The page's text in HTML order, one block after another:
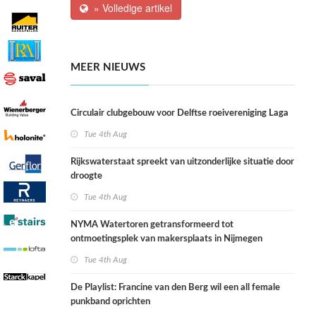
» Volledige artikel
MEER NIEUWS
Circulair clubgebouw voor Delftse roeivereniging Laga
Tue 4th Aug
Rijkswaterstaat spreekt van uitzonderlijke situatie door
droogte
Tue 4th Aug
NYMA Watertoren getransformeerd tot
ontmoetingsplek van makersplaats in Nijmegen
Tue 4th Aug
De Playlist: Francine van den Berg wil een all female
punkband oprichten